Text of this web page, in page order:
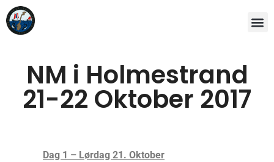
NM i Holmestrand
21-22 Oktober 2017
Dag 1 – Lørdag 21. Oktober